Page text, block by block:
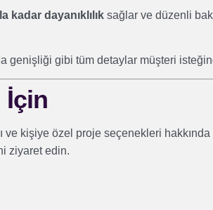
kadar dayanıklılık sağlar ve düzenli
genişliği gibi tüm detaylar müşteri
İçin
ve kişiye özel proje seçenekleri
ziyaret edin.